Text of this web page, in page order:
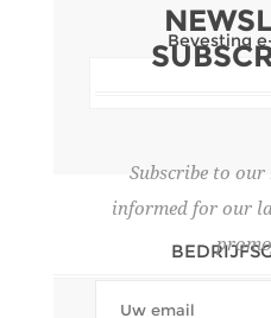
Bevesting
Subscribe to
informed for our